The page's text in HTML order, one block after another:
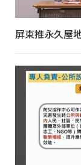
屏東推永久屋